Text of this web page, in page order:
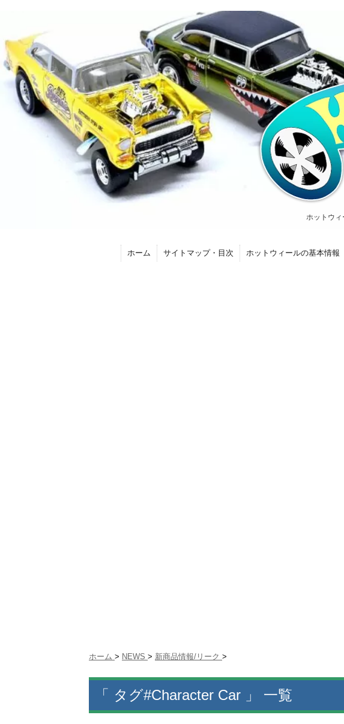
ホットウィ
ホーム サイトマップ・目次 ホットウィールの基本情報
ホーム > NEWS > 新商品情報/リーク >
「 タグ#Character Car 」 一覧